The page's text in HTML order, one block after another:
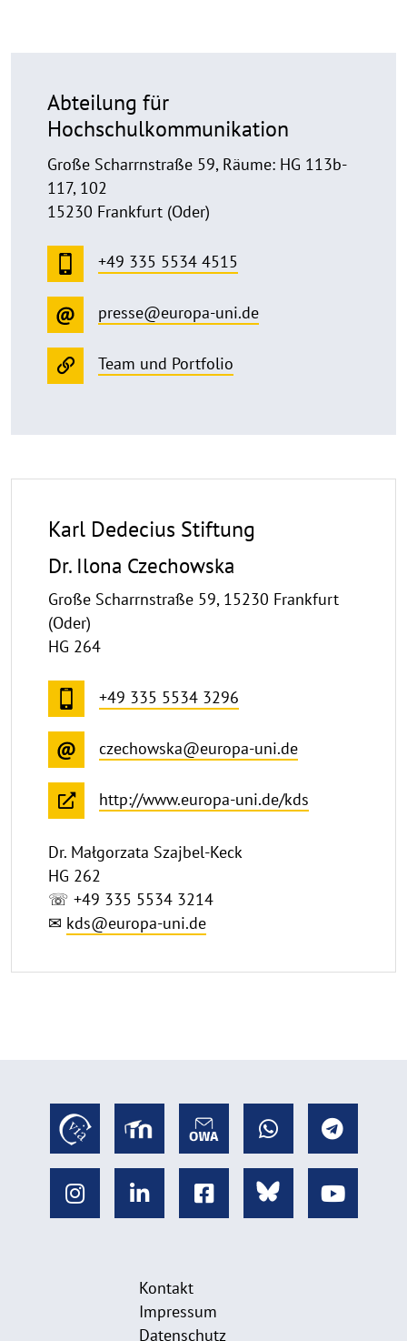
Abteilung für
Hochschulkommunikation
Große Scharrnstraße 59, Räume: HG 113b-
117, 102
15230 Frankfurt (Oder)
+49 335 5534 4515
presse@europa-uni.de
Team und Portfolio
Karl Dedecius Stiftung
Dr. Ilona Czechowska
Große Scharrnstraße 59, 15230 Frankfurt
(Oder)
HG 264
+49 335 5534 3296
czechowska@europa-uni.de
http://www.europa-uni.de/kds
Dr. Małgorzata Szajbel-Keck
HG 262
☏ +49 335 5534 3214
✉ kds@europa-uni.de
Kontakt
Impressum
Datenschutz